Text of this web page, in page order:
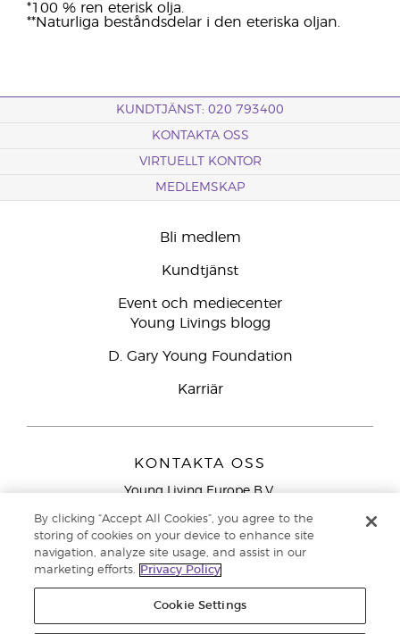
*100 % ren eterisk olja.
**Naturliga beståndsdelar i den eteriska oljan.
KUNDTJÄNST: 020 793400
KONTAKTA OSS
VIRTUELLT KONTOR
MEDLEMSKAP
Bli medlem
Kundtjänst
Event och mediecenter
Young Livings blogg
D. Gary Young Foundation
Karriär
KONTAKTA OSS
Young Living Europe B.V.
9727 AJ Groningen
Nederländerna
Kundtjänst – Avgiftsfritt lokalsamtal (ej från
mobiltelefon):020 793400
By clicking “Accept All Cookies”, you agree to the
storing of cookies on your device to enhance site
navigation, analyze site usage, and assist in our
marketing efforts.
Privacy Policy
Cookie Settings